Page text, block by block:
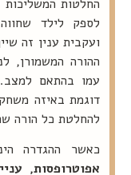
החלטות המשליכות
לספק לילד
ועקבית ענין זה
ההורה המשמורן,
עמו בהתאם
דוגמת באיזה
להחלטת כל הורה
כאשר ההגדרה
אפוטרופסות,